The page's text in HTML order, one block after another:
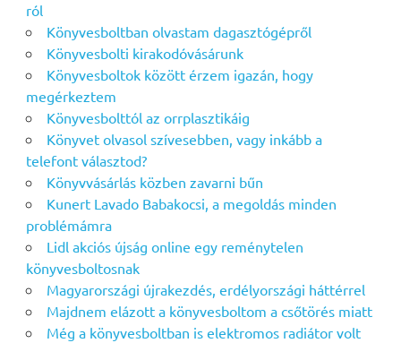
ról
Könyvesboltban olvastam dagasztógépről
Könyvesbolti kirakodóvásárunk
Könyvesboltok között érzem igazán, hogy
megérkeztem
Könyvesbolttól az orrplasztikáig
Könyvet olvasol szívesebben, vagy inkább a
telefont választod?
Könyvvásárlás közben zavarni bűn
Kunert Lavado Babakocsi, a megoldás minden
problémámra
Lidl akciós újság online egy reménytelen
könyvesboltosnak
Magyarországi újrakezdés, erdélyországi háttérrel
Majdnem elázott a könyvesboltom a csőtörés miatt
Még a könyvesboltban is elektromos radiátor volt